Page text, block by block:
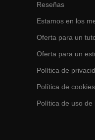
Reseñas
Estamos en los
Oferta para un
Oferta para un
Política de
Política de cookies
Política de uso de